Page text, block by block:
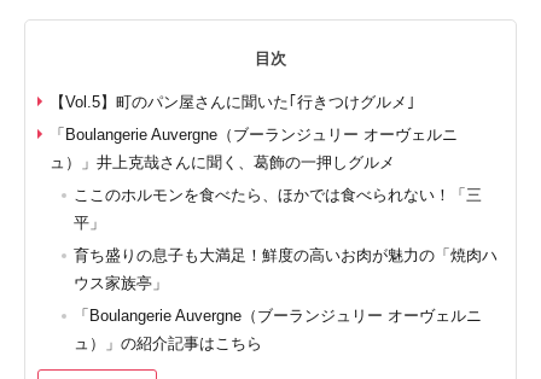
目次
【Vol.5】町のパン屋さんに聞いた｢行きつけグルメ｣
「Boulangerie Auvergne（ブーランジュリー オーヴェルニ
ュ）」井上克哉さんに聞く、葛飾の一押しグルメ
ここのホルモンを食べたら、ほかでは食べられない！「三
平」
育ち盛りの息子も大満足！鮮度の高いお肉が魅力の「焼肉ハ
ウス家族亭」
「Boulangerie Auvergne（ブーランジュリー オーヴェルニ
ュ）」の紹介記事はこちら